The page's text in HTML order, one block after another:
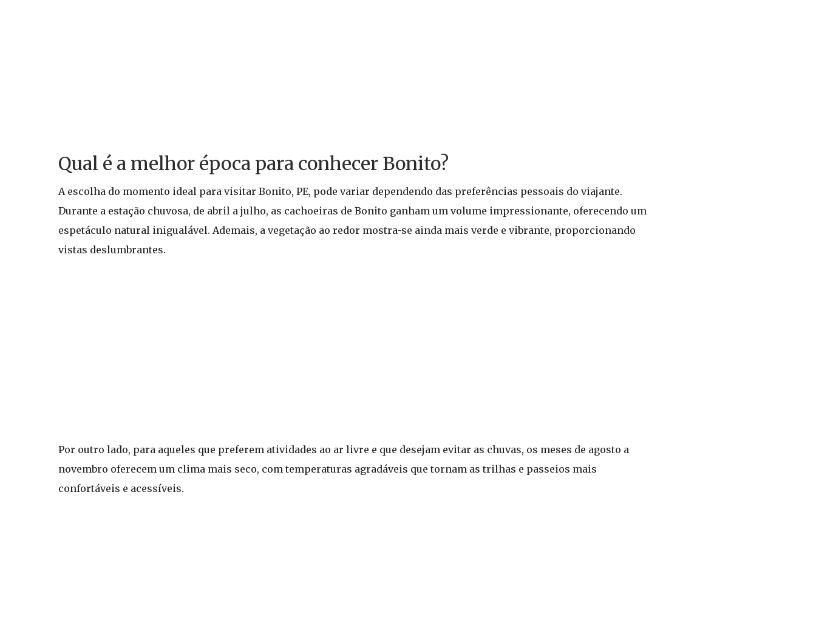
Qual é a melhor época para conhecer Bonito?
A escolha do momento ideal para visitar Bonito, PE, pode variar dependendo das preferências pessoais do viajante.
Durante a estação chuvosa, de abril a julho, as cachoeiras de Bonito ganham um volume impressionante, oferecendo um
espetáculo natural inigualável. Ademais, a vegetação ao redor mostra-se ainda mais verde e vibrante, proporcionando
vistas deslumbrantes.
Por outro lado, para aqueles que preferem atividades ao ar livre e que desejam evitar as chuvas, os meses de agosto a
novembro oferecem um clima mais seco, com temperaturas agradáveis que tornam as trilhas e passeios mais
confortáveis e acessíveis.